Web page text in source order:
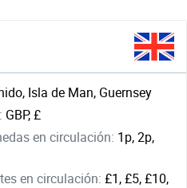
Isla de Man, Guernsey
GBP, £
en circulación: 1p, 2p,
en circulación: £1, £5, £10,